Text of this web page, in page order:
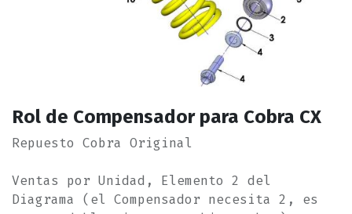
Rol de Compensador para Cobra CX
Repuesto Cobra Original
Ventas por Unidad, Elemento 2 del
Diagrama (el Compensador necesita 2, es